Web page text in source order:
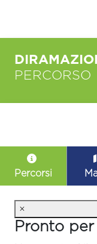
PERCORSO
Percorsi
×
Pronto per